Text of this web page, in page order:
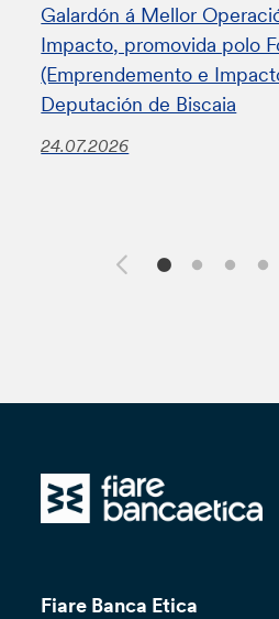
Galardón á Mellor
Impacto, promovida polo
(Emprendemento e
Deputación de Biscaia
24.07.2026
Fiare Banca Etica